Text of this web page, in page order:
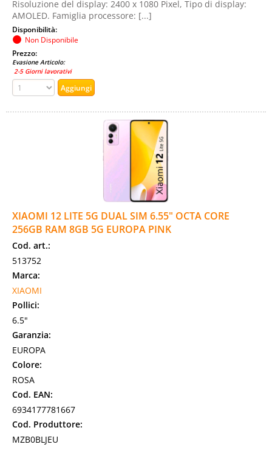
Risoluzione del display: 2400 x 1080 Pixel, Tipo di display:
AMOLED. Famiglia processore: [...]
Disponibilità:
Non Disponibile
Prezzo:
Evasione Articolo:
2-5 Giorni lavorativi
XIAOMI 12 LITE 5G DUAL SIM 6.55" OCTA CORE
256GB RAM 8GB 5G EUROPA PINK
Cod. art.:
513752
Marca:
XIAOMI
Pollici:
6.5"
Garanzia:
EUROPA
Colore:
ROSA
Cod. EAN:
6934177781667
Cod. Produttore:
MZB0BLJEU